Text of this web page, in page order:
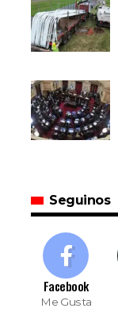
Seguinos
Facebook
Me Gusta